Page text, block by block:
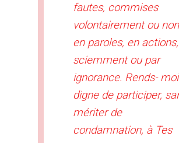
fautes, commises
volontairement ou
en paroles, en actions,
sciemment ou par
ignorance. Rends- moi
digne de participer,
mériter de
condamnation, à Tes